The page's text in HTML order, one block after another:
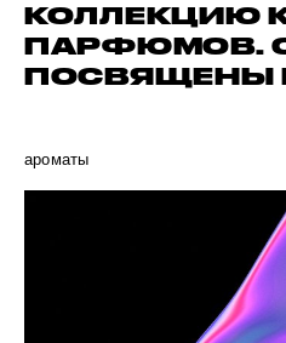
КОЛЛЕКЦИЮ
ПАРФЮМОВ.
ПОСВЯЩЕНЫ
ароматы